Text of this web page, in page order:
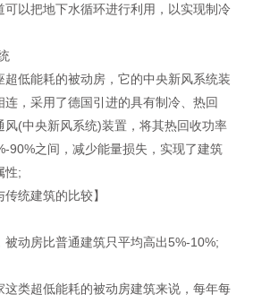
可以把地下水循环进行利用，以实现制冷
低能耗的被动房，它的中央新风系统装
连，采用了德国引进的具有制冷、热回
风(中央新风系统)装置，将其热回收功率
90%之间，减少能量损失，实现了建筑
性;
统建筑的比较】
动房比普通建筑只平均高出5%-10%;
类超低能耗的被动房建筑来说，每年每